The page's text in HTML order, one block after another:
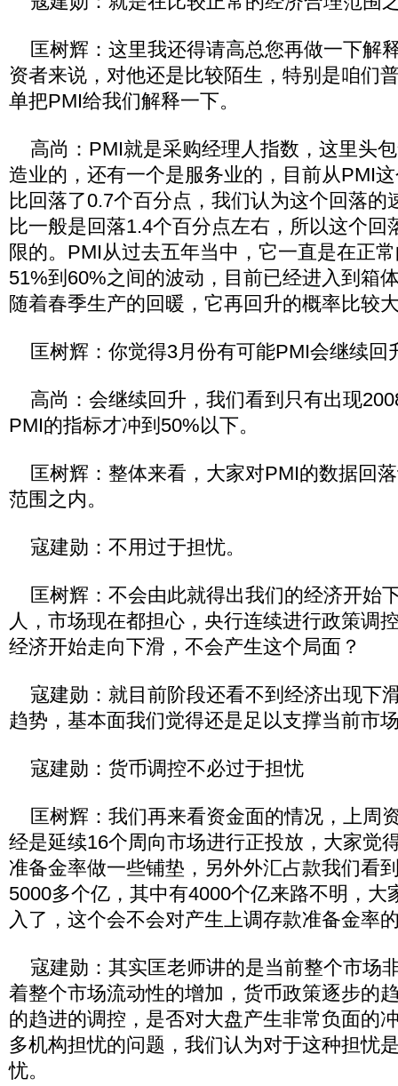
匡树辉：这里我还得请高总您再做一下解
资者来说，对他还是比较陌生，特别是咱们
单把PMI给我们解释一下。
高尚：PMI就是采购经理人指数，这里头
造业的，还有一个是服务业的，目前从PMI
比回落了0.7个百分点，我们认为这个回落的
比一般是回落1.4个百分点左右，所以这个回
限的。PMI从过去五年当中，它一直是在正
51%到60%之间的波动，目前已经进入到箱
随着春季生产的回暖，它再回升的概率比较
匡树辉：你觉得3月份有可能PMI会继续回
高尚：会继续回升，我们看到只有出现
PMI的指标才冲到50%以下。
匡树辉：整体来看，大家对PMI的数据回
范围之内。
寇建勋：不用过于担忧。
匡树辉：不会由此就得出我们的经济开始
人，市场现在都担心，央行连续进行政策调
经济开始走向下滑，不会产生这个局面？
寇建勋：就目前阶段还看不到经济出现下
趋势，基本面我们觉得还是足以支撑当前市
寇建勋：货币调控不必过于担忧
匡树辉：我们再来看资金面的情况，上周
经是延续16个周向市场进行正投放，大家觉
准备金率做一些铺垫，另外外汇占款我们看
5000多个亿，其中有4000个亿来路不明，大
入了，这个会不会对产生上调存款准备金率
寇建勋：其实匡老师讲的是当前整个市场
着整个市场流动性的增加，货币政策逐步的
的趋进的调控，是否对大盘产生非常负面的
多机构担忧的问题，我们认为对于这种担忧
忧。